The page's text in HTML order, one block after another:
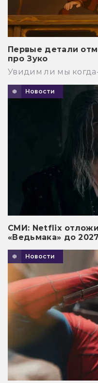
Первые детали
про Зуко
Увидим ли мы
Новости
СМИ: Netflix
«Ведьмака» до
Новости